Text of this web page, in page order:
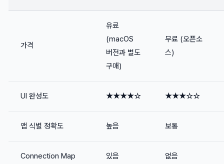
가격
유료
(macOS
버전과 별도
구매)
무료 (오픈소
스)
UI 완성도 ★★★★☆ ★★★☆☆
앱 식별 정확도 높음 보통
Connection Map 있음 없음